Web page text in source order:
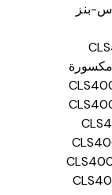
بنز